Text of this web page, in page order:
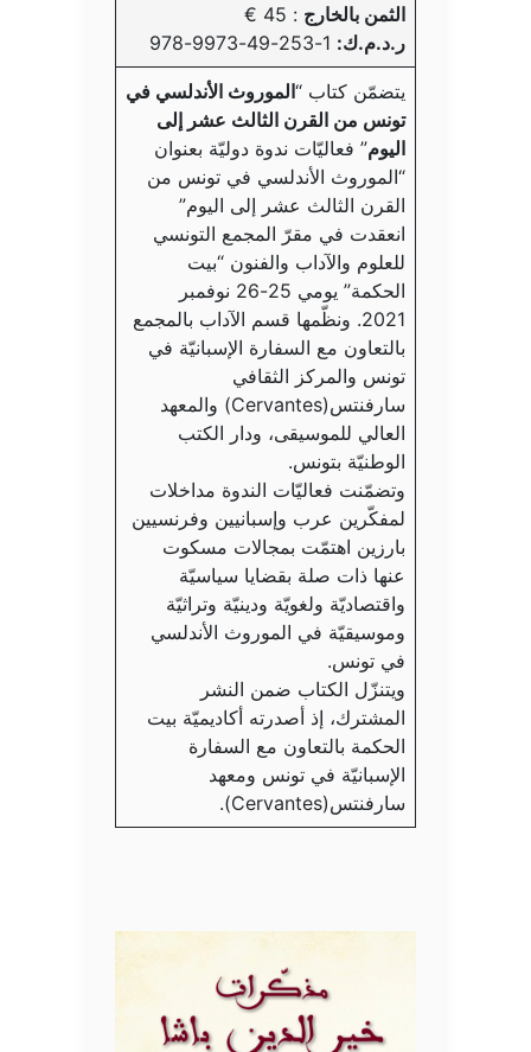
الثمن بالخارج : 45 €
ر.د.م.ك:
يتضمّن كتاب “الموروث الأندلسي في
تونس من القرن الثالث عشر إلى
اليوم” فعاليّات ندوة دوليّة بعنوان
“الموروث الأندلسي في تونس من
القرن الثالث عشر إلى اليوم”
انعقدت في مقرّ المجمع التونسي
للعلوم والآداب والفنون “بيت
الحكمة” يومي 25-26 نوفمبر
2021. ونظّمها قسم الآداب بالمجمع
بالتعاون مع السفارة الإسبانيّة في
تونس والمركز الثقافي
سارفنتس(Cervantes) والمعهد
العالي للموسيقى، ودار الكتب
الوطنيّة بتونس.
وتضمّنت فعاليّات الندوة مداخلات
لمفكّرين عرب وإسبانيين وفرنسيين
بارزين اهتمّت بمجالات مسكوت
عنها ذات صلة بقضايا سياسيّة
واقتصاديّة ولغويّة ودينيّة وتراثيّة
وموسيقيّة في الموروث الأندلسي
في تونس.
ويتنزّل الكتاب ضمن النشر
المشترك، إذ أصدرته أكاديميّة بيت
الحكمة بالتعاون مع السفارة
الإسبانيّة في تونس ومعهد
سارفنتس(Cervantes).